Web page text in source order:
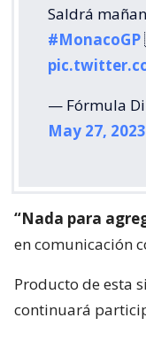
Saldrá
#MonacoGP
— Fórmula
May 27, 2023
“Nada para
en comunicación
Producto de esta
continuará